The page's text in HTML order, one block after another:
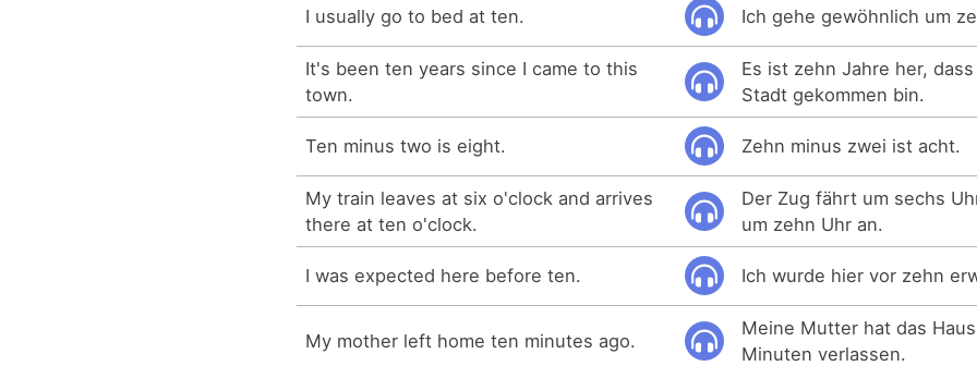
I usually go to bed at ten. Ich gehe gewöhnlich um
It's been ten years since I came to this
town.
Es ist zehn Jahre her,
Stadt gekommen bin.
Ten minus two is eight. Zehn minus zwei ist acht.
My train leaves at six o'clock and arrives
there at ten o'clock.
Der Zug fährt um sechs
um zehn Uhr an.
I was expected here before ten. Ich wurde hier vor zehn
My mother left home ten minutes ago.
Meine Mutter hat das
Minuten verlassen.